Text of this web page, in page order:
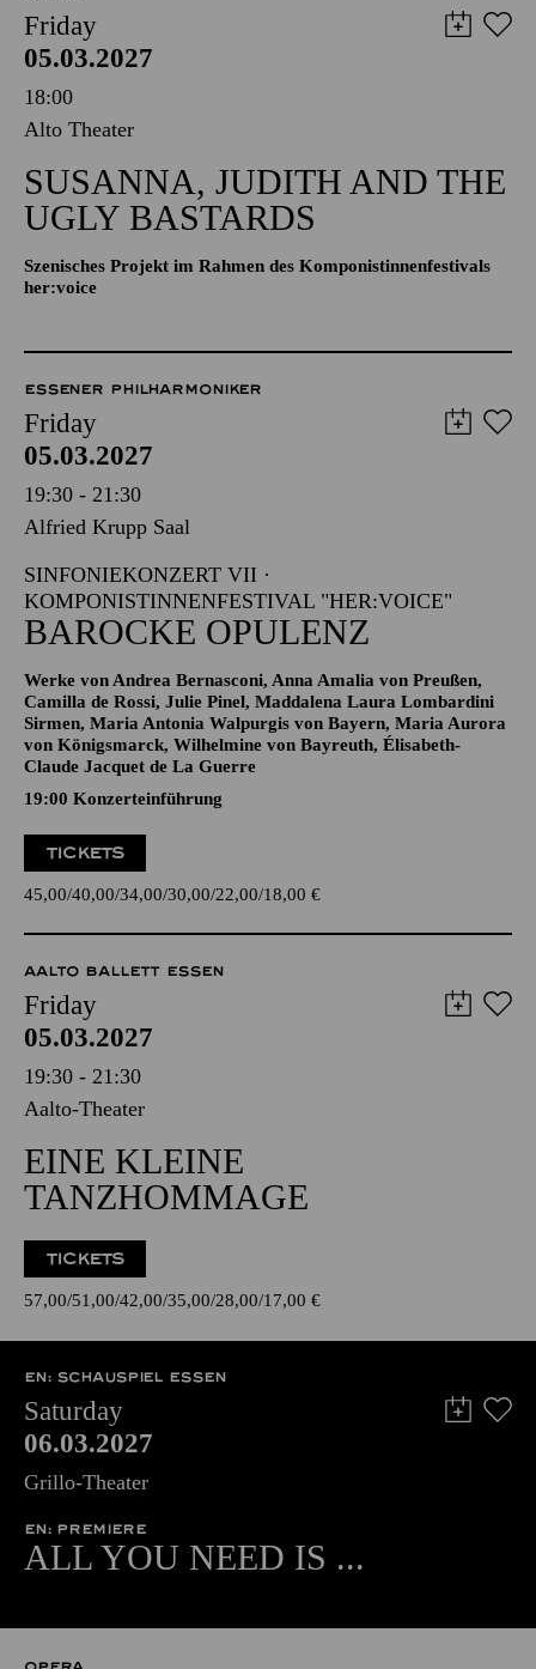
Friday
05.03.2027
18:00
Alto Theater
SUSANNA, JUDITH AND THE
UGLY BASTARDS
Szenisches Projekt im Rahmen des Komponistinnenfestivals
her:voice
ESSENER PHILHARMONIKER
Friday
05.03.2027
19:30 - 21:30
Alfried Krupp Saal
SINFONIEKONZERT VII ·
KOMPONISTINNENFESTIVAL "HER:VOICE"
BAROCKE OPULENZ
Werke von Andrea Bernasconi, Anna Amalia von Preußen,
Camilla de Rossi, Julie Pinel, Maddalena Laura Lombardini
Sirmen, Maria Antonia Walpurgis von Bayern, Maria Aurora
von Königsmarck, Wilhelmine von Bayreuth, Élisabeth-
Claude Jacquet de La Guerre
19:00 Konzerteinführung
TICKETS
45,00 40,00 34,00 30,00 22,00 18,00 €
AALTO BALLETT ESSEN
Friday
05.03.2027
19:30 - 21:30
Aalto-Theater
EINE KLEINE
TANZHOMMAGE
TICKETS
57,00 51,00 42,00 35,00 28,00 17,00 €
EN: SCHAUSPIEL ESSEN
Saturday
06.03.2027
Grillo-Theater
EN: PREMIERE
ALL YOU NEED IS ...